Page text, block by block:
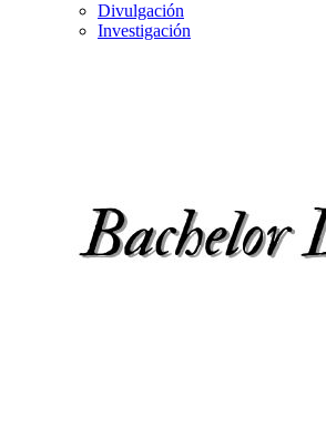
Divulgación
Investigación